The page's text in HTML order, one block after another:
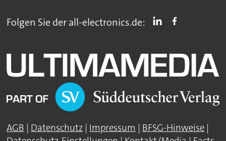
Folgen Sie der all-electronics.de:
AGB | Datenschutz | Impressum | BFSG-Hinweise |